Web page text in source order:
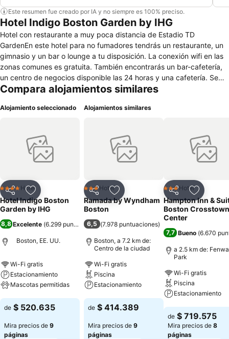
Este resumen fue creado por IA y no siempre es 100% preciso.
Hotel Indigo Boston Garden by IHG
Hotel con restaurante a muy poca distancia de Estadio TD
GardenEn este hotel para no fumadores tendrás un restaurante, un
gimnasio y un bar o lounge a tu disposición. La conexión wifi en las
zonas comunes es gratuita. También encontrarás un bar-cafetería,
un centro de negocios disponible las 24 horas y una cafetería. Se
ofrece un servicio de limpieza a petición. Hotel Indigo Boston
fuerte y cafetera y tetera. Las camas tienen colchones con una
pantalla plana de 32 pulgadas con canales por satélite de
suscripción. Los baños están equipados con ducha y bañera
combinadas con cabezal de ducha tipo lluvia, artículos de higiene
acceso a Internet por cable y wifi gratis. Los servicios para las
personas de negocios incluyen escritorio y teléfono; se ofrecen
llamadas locales gratuitas (pueden existir restricciones). Se ofrece
servicio de limpieza a petición y es posible solicitar cambio de
sábanas. Los servicios de ocio y esparcimiento en este hotel
incluyen gimnasio.
Compara alojamientos similares
Alojamiento seleccionado
CompartirAgregar a favoritos
4 EstrellasHotel
Hotel Indigo Boston
Garden by IHG
8,8 Excelente (6.299 puntuaciones)
Boston, EE. UU.
Wi-Fi gratis
Estacionamiento
Mascotas permitidas
Ver precios
de $ 520.635
Mira precios de 9
páginas
Alojamientos similares
CompartirAgregar a favoritos
3 Estrellas
Hotel
Ramada by Wyndham
Boston
6,5 (7.978 puntuaciones)
Boston, a 7.2 km de:
Centro de la ciudad
Wi-Fi gratis
Piscina
Estacionamiento
Ver precios
de $ 414.389
Mira precios de 9
páginas
CompartirAgregar
3 Estrellas
Hotel
Hampton Inn &
Boston Crosstown
Center
7,7 Bueno (6.670
a 2.5 km de:
Park
Wi-Fi gratis
Piscina
Estacionamiento
Ver precios
de $ 719.575
Mira precios de 8
páginas